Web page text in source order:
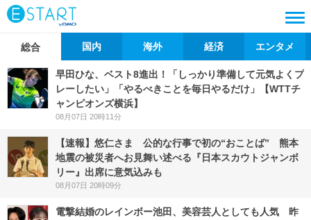
総合 国内 海外 経済 エンタメ
早田ひな、ベスト8進出！「しっかり準備して元気よくプ
レーしたい」「やるべきことを毎日やるだけ」【WTTチ
ャンピオンズ横浜】
08月07日 20時11分
【速報】悠仁さま 公的な行事で初の“おことば” 熊本
地震の被災者へお見舞い述べる『日本スカウトジャンボ
リー』出席に意気込みも
08月07日 20時09分
電撃結婚のレインボー池田、美容芸人としても人気 昨